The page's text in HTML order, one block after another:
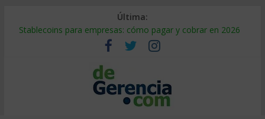
Última:
Stablecoins para empresas: cómo pagar y cobrar en 2026
Despido silencioso: qué es y por qué sale tan caro
IA en selección de personal: cómo auditarla a tiempo
Trabajo forzoso en la cadena de suministro: qué hacer
Mercado hispano de EE. UU.: cómo segmentarlo y venderle